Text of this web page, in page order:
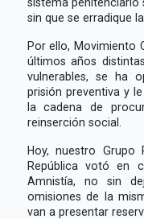
sin que se erradique
Por ello, Movimiento
últimos años
vulnerables, se ha
prisión preventiva y
la cadena de
reinserción social.
Hoy, nuestro Grupo
República votó en
Amnistía, no sin
omisiones de la
van a presentar